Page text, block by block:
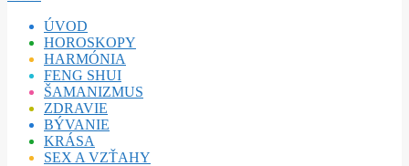
ÚVOD
HOROSKOPY
HARMÓNIA
FENG SHUI
ŠAMANIZMUS
ZDRAVIE
BÝVANIE
KRÁSA
SEX A VZŤAHY